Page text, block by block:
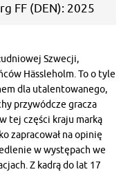
FF (DEN): 2025
Szwecji,
Hässleholm. To o tyle
dla utalentowanego,
przywódcze gracza
tej części kraju marką
zapracował na opinię
w występach we
Z kadrą do lat 17